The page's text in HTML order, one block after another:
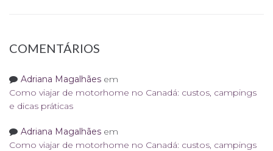
COMENTÁRIOS
Adriana Magalhães em
Como viajar de motorhome no Canadá: custos, campings
e dicas práticas
Adriana Magalhães em
Como viajar de motorhome no Canadá: custos, campings